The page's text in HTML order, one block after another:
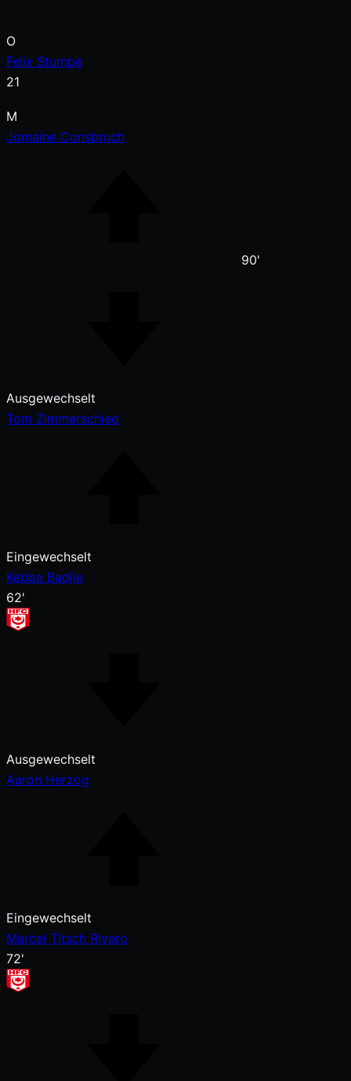
O
Felix Stumpe
21
M
Jomaine Consbruch
90'
Ausgewechselt
Tom Zimmerschied
Eingewechselt
Kebba Badjie
62'
Ausgewechselt
Aaron Herzog
Eingewechselt
Marcel Titsch Rivero
72'